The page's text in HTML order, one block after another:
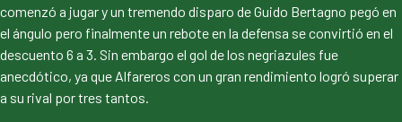
comenzó a jugar y un tremendo disparo de Guido Bertagno pegó en
el ángulo pero finalmente un rebote en la defensa se convirtió en el
descuento 6 a 3. Sin embargo el gol de los negriazules fue
anecdótico, ya que Alfareros con un gran rendimiento logró superar
a su rival por tres tantos.